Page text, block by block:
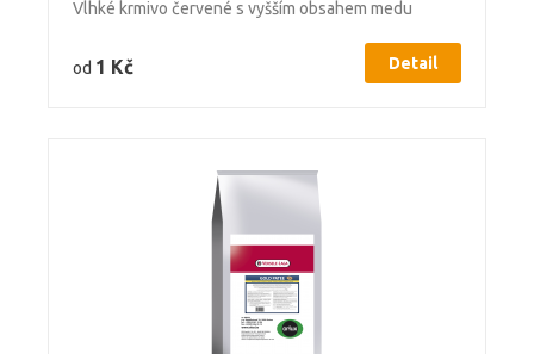
Vlhké krmivo červené s vyšším obsahem medu
od 1 Kč Detail